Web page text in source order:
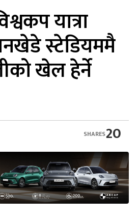
यात्रा
स्टेडियममै
खेल हेर्ने
20
SHARES